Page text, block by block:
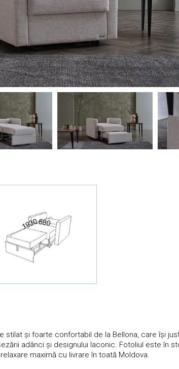
stilat și foarte confortabil de la Bellona, care își
adânci și designului laconic. Fotoliul este în
maximă cu livrare în toată Moldova.